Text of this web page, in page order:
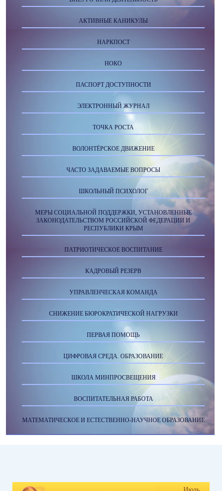
АКТИВНЫЕ КАНИКУЛЫ
НАРКПОСТ
НОКО
ПАСПОРТ ДОСТУПНОСТИ
ЭЛЕКТРОННЫЙ ЖУРНАЛ
ТОЧКА РОСТА
ВОЛОНТЁРСКОЕ ДВИЖЕНИЕ
ЧАСТО ЗАДАВАЕМЫЕ ВОПРОСЫ
ШКОЛЬНЫЙ ПСИХОЛОГ
МЕРЫ СОЦИАЛЬНОЙ ПОДДЕРЖКИ, УСТАНОВЛЕННЫЕ
ЗАКОНОДАТЕЛЬСТВОМ РОССИЙСКОЙ ФЕДЕРАЦИИ И
РЕСПУБЛИКИ КРЫМ
ПАТРИОТИЧЕСКОЕ ВОСПИТАНИЕ
КАДРОВЫЙ РЕЗЕРВ
УПРАВЛЕНЧЕСКАЯ КОМАНДА
СНИЖЕНИЕ БЮРОКРАТИЧЕСКОЙ НАГРУЗКИ
ПЕРВАЯ ПОМОЩЬ
ЦИФРОВАЯ СРЕДА. ОБРАЗОВАНИЕ
ШКОЛА МИНПРОСВЕЩЕНИЯ
ВОСПИТАТЕЛЬНАЯ РАБОТА
МАТЕМАТИЧЕСКОЕ И ЕСТЕСТВЕННО-НАУЧНОЕ ОБРАЗОВАНИЕ